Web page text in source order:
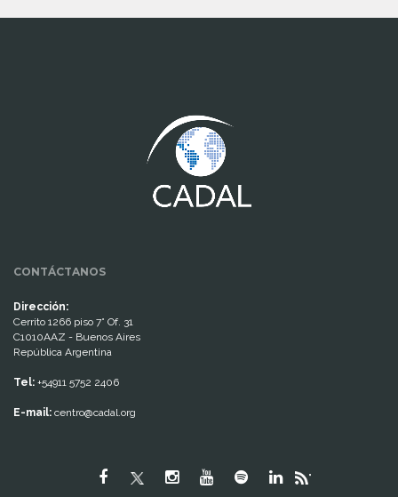
CONTÁCTANOS
Dirección:
Cerrito 1266 piso 7° Of. 31
C1010AAZ - Buenos Aires
República Argentina
Tel: +54911 5752 2406
E-mail: centro@cadal.org
"